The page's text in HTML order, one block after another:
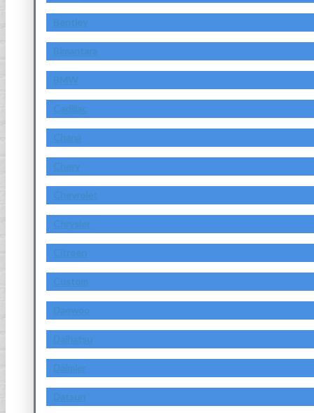
Bentley
Bimantara
BMW
Cadillac
Chana
Chery
Chevrolet
Chrysler
Citroen
Custom
Daewoo
Daihatsu
Daimler
Datsun